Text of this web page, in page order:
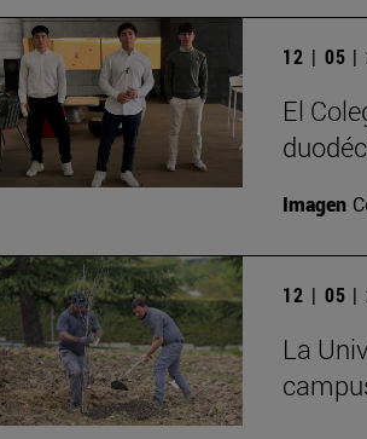
12 | 05 |
El
Imagen
12 | 05 |
La